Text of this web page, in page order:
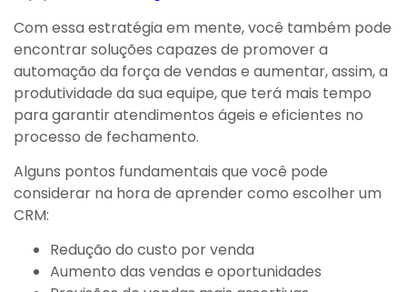
Com essa estratégia em mente, você também pode
encontrar soluções capazes de promover a
automação da força de vendas e aumentar, assim, a
produtividade da sua equipe, que terá mais tempo
para garantir atendimentos ágeis e eficientes no
processo de fechamento.
Alguns pontos fundamentais que você pode
considerar na hora de aprender como escolher um
CRM:
Redução do custo por venda
Aumento das vendas e oportunidades